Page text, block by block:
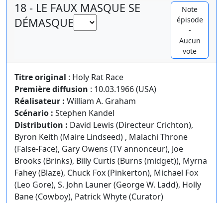
18 - LE FAUX MASQUE SE
DÉMASQUE
Note
épisode
-
Aucun
vote
Titre original : Holy Rat Race
Première diffusion : 10.03.1966 (USA)
Réalisateur : William A. Graham
Scénario : Stephen Kandel
Distribution : David Lewis (Directeur Crichton),
Byron Keith (Maire Lindseed) , Malachi Throne
(False-Face), Gary Owens (TV annonceur), Joe
Brooks (Brinks), Billy Curtis (Burns (midget)), Myrna
Fahey (Blaze), Chuck Fox (Pinkerton), Michael Fox
(Leo Gore), S. John Launer (George W. Ladd), Holly
Bane (Cowboy), Patrick Whyte (Curator)